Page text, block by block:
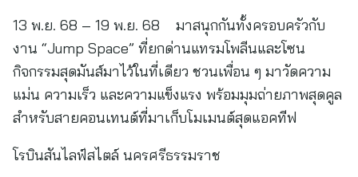
13 พ.ย. 68 – 19 พ.ย. 68 มาสนุกกันทั้งครอบครัวกับ
งาน “Jump Space” ที่ยกด่านแทรมโพลีนและโซน
กิจกรรมสุดมันส์มาไว้ในที่เดียว ชวนเพื่อน ๆ มาวัดความ
แม่น ความเร็ว และความแข็งแรง พร้อมมุมถ่ายภาพสุดคูล
สำหรับสายคอนเทนต์ที่มาเก็บโมเมนต์สุดแอคทีฟ
โรบินสันไลฟ์สไตล์ นครศรีธรรมราช